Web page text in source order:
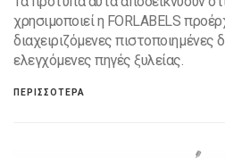
χρησιμοποιεί η FORLABELS
διαχειριζόμενες πιστοποιημένες
ελεγχόμενες πηγές ξυλείας.
ΠΕΡΙΣΣΟΤΕΡΑ